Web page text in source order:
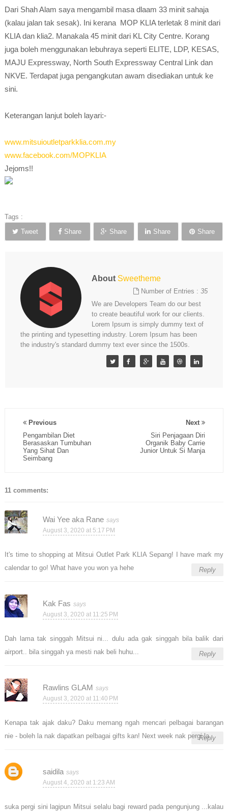
Dari Shah Alam saya mengambil masa dlaam 33 minit sahaja
(kalau jalan tak sesak). Ini kerana MOP KLIA terletak 8 minit dari
KLIA dan klia2. Manakala 45 minit dari KL City Centre. Korang
juga boleh menggunakan lebuhraya seperti ELITE, LDP, KESAS,
MAJU Expressway, North South Expressway Central Link dan
NKVE. Terdapat juga pengangkutan awam disediakan untuk ke
sini.
Keterangan lanjut boleh layari:-
www.mitsuioutletparkklia.com.my
www.facebook.com/MOPKLIA
Jejoms!!
Tags :
Tweet
Share Share Share Share
About Sweetheme
Number of Entries :35
We are Developers Team do our best
to create beautiful work for our clients.
Lorem Ipsum is simply dummy text of
the printing and typesetting industry. Lorem Ipsum has been
the industry's standard dummy text ever since the 1500s.
Next
Siri Penjagaan Diri
Organik Baby Carrie
Junior Untuk Si Manja
Previous
Pengambilan Diet
Berasaskan Tumbuhan
Yang Sihat Dan
Seimbang
11 comments:
Wai Yee aka Rane
August 3, 2020 at 5:17 PM
It's time to shopping at Mitsui Outlet Park KLIA Sepang! I have mark my
calendar to go! What have you won ya hehe
Reply
Kak Fas
August 3, 2020 at 11:25 PM
Dah lama tak singgah Mitsui ni... dulu ada gak singgah bila balik dari
airport.. bila singgah ya mesti nak beli huhu...
Reply
Rawlins GLAM
August 3, 2020 at 11:40 PM
Kenapa tak ajak daku? Daku memang ngah mencari pelbagai barangan
nie - boleh la nak dapatkan pelbagai gifts kan! Next week nak pergi la
Reply
saidila
August 4, 2020 at 1:23 AM
suka pergi sini lagipun Mitsui selalu bagi reward pada pengunjung ...kalau